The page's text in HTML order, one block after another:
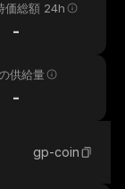
価総額 24h
-
供給量
-
gp-coin